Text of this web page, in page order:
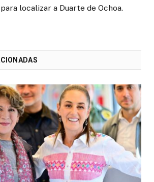
localizar a Duarte de Ochoa.